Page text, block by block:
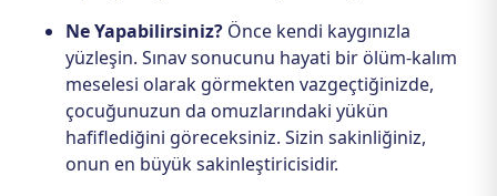
Ne Yapabilirsiniz? Önce kendi kaygınızla
yüzleşin. Sınav sonucunu hayati bir ölüm-kalım
meselesi olarak görmekten vazgeçtiğinizde,
çocuğunuzun da omuzlarındaki yükün
hafiflediğini göreceksiniz. Sizin sakinliğiniz,
onun en büyük sakinleştiricisidir.